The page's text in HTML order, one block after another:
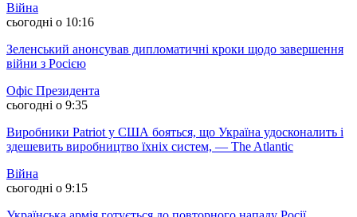
Війна
сьогодні о 10:16
Зеленський анонсував дипломатичні кроки щодо завершення
війни з Росією
Офіс Президента
сьогодні о 9:35
Виробники Patriot у США бояться, що Україна удосконалить і
здешевить виробництво їхніх систем, — The Atlantic
Війна
сьогодні о 9:15